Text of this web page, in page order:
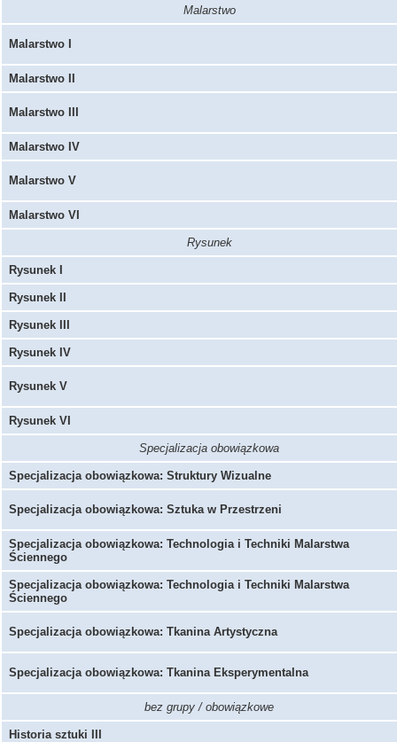
Malarstwo
Malarstwo I
Malarstwo II
Malarstwo III
Malarstwo IV
Malarstwo V
Malarstwo VI
Rysunek
Rysunek I
Rysunek II
Rysunek III
Rysunek IV
Rysunek V
Rysunek VI
Specjalizacja obowiązkowa
Specjalizacja obowiązkowa: Struktury Wizualne
Specjalizacja obowiązkowa: Sztuka w Przestrzeni
Specjalizacja obowiązkowa: Technologia i Techniki Malarstwa
Ściennego
Specjalizacja obowiązkowa: Technologia i Techniki Malarstwa
Ściennego
Specjalizacja obowiązkowa: Tkanina Artystyczna
Specjalizacja obowiązkowa: Tkanina Eksperymentalna
bez grupy / obowiązkowe
Historia sztuki III